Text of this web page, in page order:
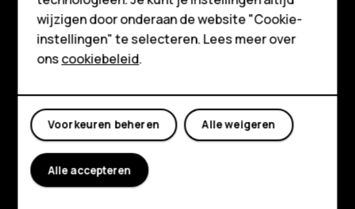
Tablets
Shop
Mijn account
Shop
Over ons
Planet and people
Klantenservice
FacebookInstagram
TiktokYoutube
wijzigen door onderaan de website "Cookie-
instellingen" te selecteren. Lees meer over
onscookiebeleid.
Alle weigeren
Voorkeuren beheren
Alle accepteren